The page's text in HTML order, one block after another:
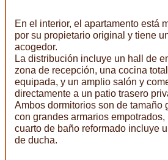
En el interior, el apartamento está
por su propietario original y tiene
acogedor.
La distribución incluye un hall de
zona de recepción, una cocina
equipada, y un amplio salón y
directamente a un patio trasero
Ambos dormitorios son de tamaño
con grandes armarios empotrados,
cuarto de baño reformado incluye
de ducha.